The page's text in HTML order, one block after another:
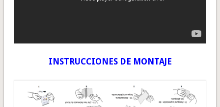
INSTRUCCIONES DE MONTAJE